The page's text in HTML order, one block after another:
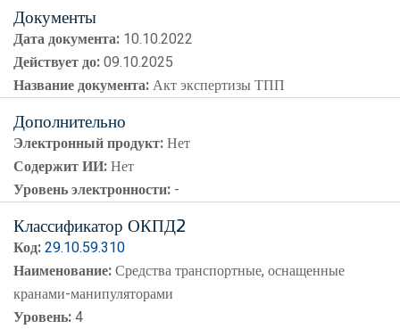
Документы
Дата документа: 10.10.2022
Действует до:09.10.2025
Название документа:Акт экспертизы ТПП
Дополнительно
Электронный продукт:Нет
Содержит ИИ:Нет
Уровень электронности: -
Классификатор ОКПД2
Код:29.10.59.310
Наименование:Средства транспортные, оснащенные
кранами-манипуляторами
Уровень:4